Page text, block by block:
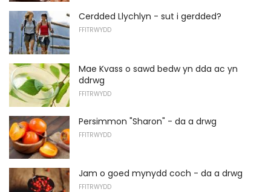
Cerdded Llychlyn - sut i gerdded?
FFITRWYDD
Mae Kvass o sawd bedw yn dda ac yn
ddrwg
FFITRWYDD
Persimmon "Sharon" - da a drwg
FFITRWYDD
Jam o goed mynydd coch - da a drwg
FFITRWYDD